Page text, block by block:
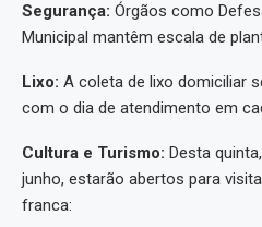
Segurança: Órgãos como
Municipal mantêm escala de
Lixo: A coleta de lixo domiciliar
com o dia de atendimento em
Cultura e Turismo: Desta
junho, estarão abertos para
franca: